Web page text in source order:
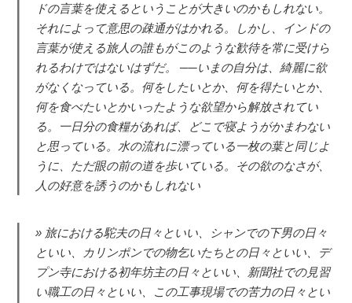
ドの言葉を使えるということが大きいのかもしれない。
それによって意思の疎通がはかれる。しかし、インドの
言葉が使える旅人の誰もがこのような歓待を常に受けら
れるわけではないはずだ。 ──いまの自分は、綺麗に欲
がなくなっている。何をしたいとか、何を得たいとか、
何を食べたいとかいったような欲望から解放されてい
る。一日分の食糧があれば、どこで寝ようがかまわない
と思っている。水の流れに漂っている一枚の葉と同じよ
うに、ただ眼の前の道を歩いている。その欲のなさが、
人の好意を誘うのかもしれない
旅における駝夫の日々といい、シャンでの下男の日々
といい、カリンポンでの物乞いたちとの日々といい、デ
プン寺における初年坊主の日々といい、新聞社での見習
い職工の日々といい、この工事現場での苦力の日々とい